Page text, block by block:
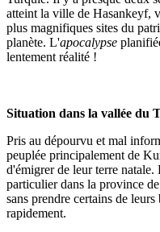
atteint la ville de Hasankeyf,
plus magnifiques sites du
planète. L'apocalypse
lentement réalité !
Situation dans la vallée du
Pris au dépourvu et mal
peuplée principalement de
d'émigrer de leur terre natale.
particulier dans la province
sans prendre certains de
rapidement.